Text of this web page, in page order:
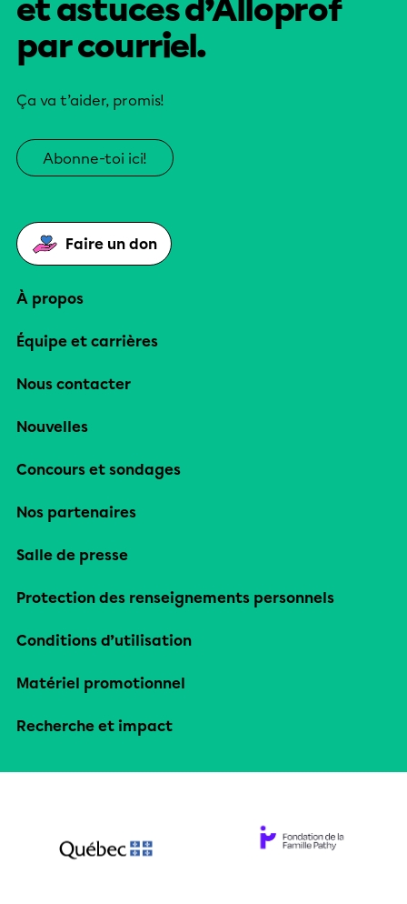
et astuces d’Alloprof
par courriel.
Ça va t’aider, promis!
Abonne-toi ici!
Faire un don
À propos
Équipe et carrières
Nous contacter
Nouvelles
Concours et sondages
Nos partenaires
Salle de presse
Protection des renseignements personnels
Conditions d’utilisation
Matériel promotionnel
Recherche et impact